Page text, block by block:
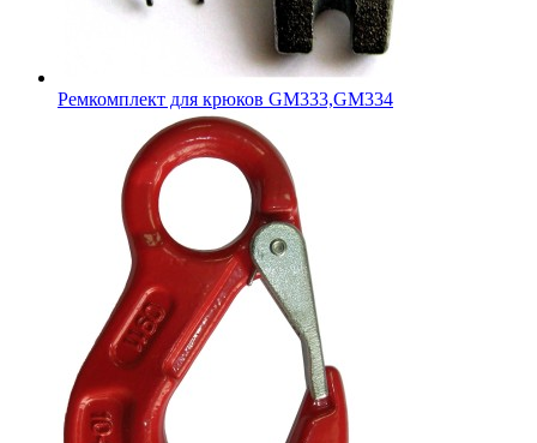
Ремкомплект для крюков GM333,GM334